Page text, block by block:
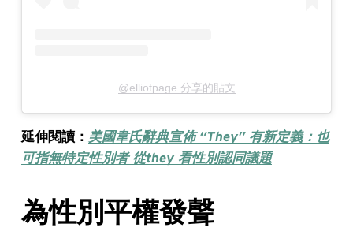
@elliotpage 分享的貼文
延伸閱讀： 美國韋氏辭典宣佈 “They” 有新定義：也
可指無特定性別者 從they 看性別認同議題
為性別平權發聲